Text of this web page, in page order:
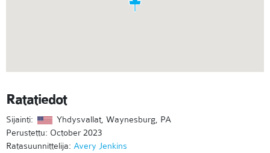
Ratatiedot
Sijainti:
Yhdysvallat, Waynesburg, PA
Perustettu: October 2023
Ratasuunnittelija: Avery Jenkins